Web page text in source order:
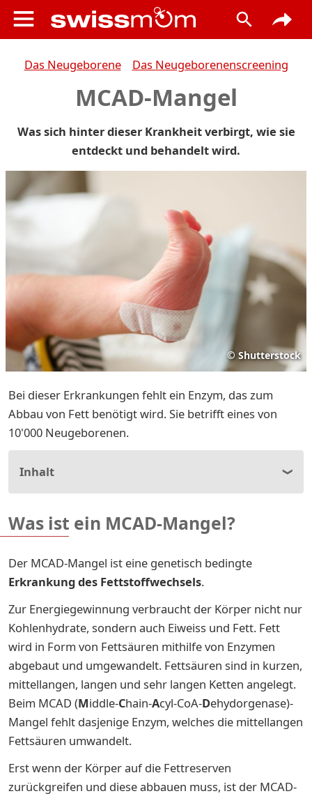
Das Neugeborene Das Neugeborenenscreening
MCAD-Mangel
Was sich hinter dieser Krankheit verbirgt, wie sie
entdeckt und behandelt wird.
© Shutterstock
Bei dieser Erkrankungen fehlt ein Enzym, das zum
Abbau von Fett benötigt wird. Sie betrifft eines von
10'000 Neugeborenen.
Inhalt
Was ist ein MCAD-Mangel?
Der MCAD-Mangel ist eine genetisch bedingte
Erkrankung des Fettstoffwechsels.
Zur Energiegewinnung verbraucht der Körper nicht nur
Kohlenhydrate, sondern auch Eiweiss und Fett. Fett
wird in Form von Fettsäuren mithilfe von Enzymen
abgebaut und umgewandelt. Fettsäuren sind in kurzen,
mittellangen, langen und sehr langen Ketten angelegt.
Beim MCAD (Middle-Chain-Acyl-CoA-Dehydorgenase)-
Mangel fehlt dasjenige Enzym, welches die mittellangen
Fettsäuren umwandelt.
Erst wenn der Körper auf die Fettreserven
zurückgreifen und diese abbauen muss, ist der MCAD-